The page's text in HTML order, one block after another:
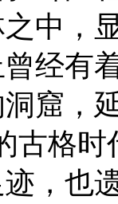
中，
经有
窟，
古格
，也